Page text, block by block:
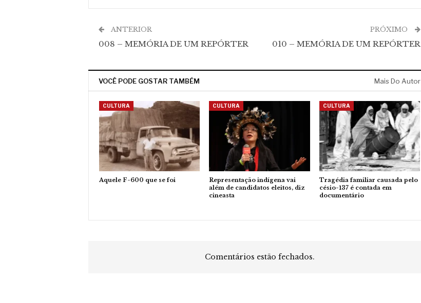
ANTERIOR
008 – MEMÓRIA DE UM REPÓRTER
PRÓXIMO
010 – MEMÓRIA DE UM REPÓRTER
VOCÊ PODE GOSTAR TAMBÉM Mais Do Autor
CULTURA
Aquele F-600 que se foi
CULTURA
Representação indígena vai
além de candidatos eleitos, diz
cineasta
CULTURA
Tragédia familiar causada pelo
césio-137 é contada em
documentário
Comentários estão fechados.